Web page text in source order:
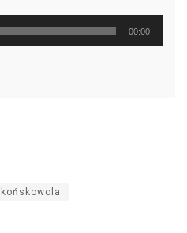
00:00
końskowola